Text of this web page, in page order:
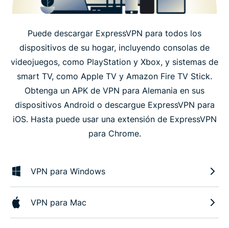
Puede descargar ExpressVPN para todos los
dispositivos de su hogar, incluyendo consolas de
videojuegos, como PlayStation y Xbox, y sistemas de
smart TV, como Apple TV y Amazon Fire TV Stick.
Obtenga un APK de VPN para Alemania en sus
dispositivos Android o descargue ExpressVPN para
iOS. Hasta puede usar una extensión de ExpressVPN
para Chrome.
VPN para Windows
VPN para Mac